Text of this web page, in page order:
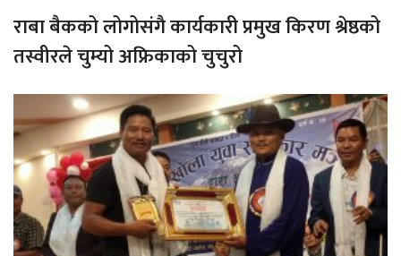
राबा बैकको लोगोसंगै कार्यकारी प्रमुख किरण श्रेष्ठको
तस्वीरले चुम्यो अफ्रिकाको चुचुरो